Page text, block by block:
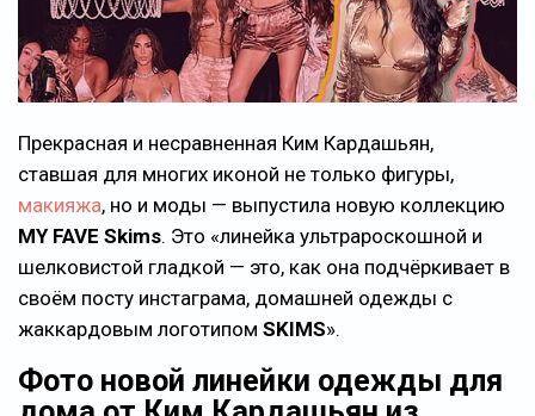
Прекрасная и несравненная Ким Кардашьян,
ставшая для многих иконой не только фигуры,
макияжа, но и моды — выпустила новую коллекцию
MY FAVE Skims. Это
линейка ультрароскошной и
шелковистой гладкой — это, как она подчёркивает в
своём посту инстаграма, домашней одежды с
жаккардовым логотипом SKIMS .
Фото новой линейки одежды для